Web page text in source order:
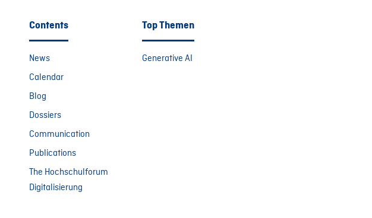
Contents
News
Calendar
Blog
Dossiers
Communication
Publications
The Hochschulforum
Digitalisierung
Top Themen
Generative AI